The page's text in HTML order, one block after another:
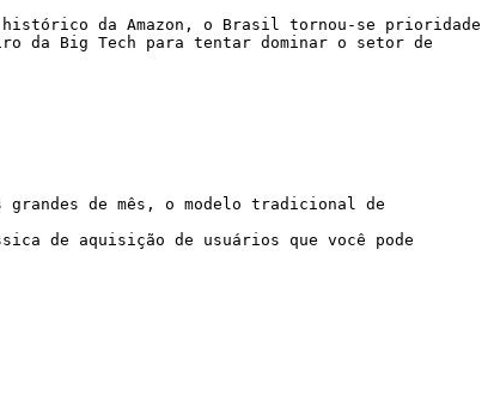
da Amazon, o Brasil tornou-se prioridade
da Big Tech para tentar dominar o setor de
de mês, o modelo tradicional de
de aquisição de usuários que você pode